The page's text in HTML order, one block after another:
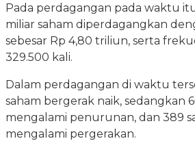
Pada perdagangan pada waktu
miliar saham diperdagangkan
sebesar Rp 4,80 triliun, serta
329.500 kali.
Dalam perdagangan di waktu
saham bergerak naik, sedangkan
mengalami penurunan, dan 389
mengalami pergerakan.